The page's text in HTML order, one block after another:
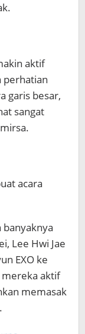
aktif
perhatian
garis besar,
sangat
acara
banyaknya
Lee Hwi Jae
EXO ke
mereka aktif
memasak